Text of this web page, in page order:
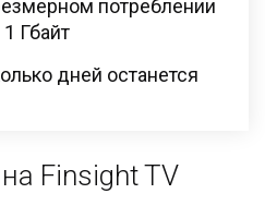
потреблении
Гбайт
дней останется
Finsight TV